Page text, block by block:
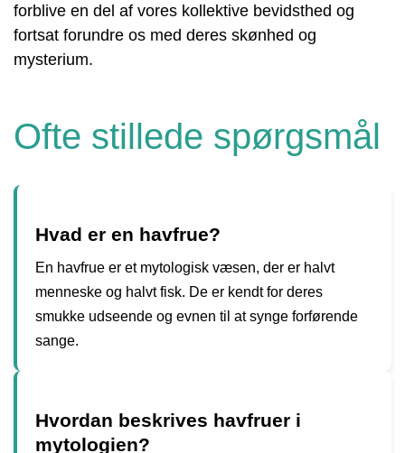
forblive en del af vores kollektive bevidsthed og
fortsat forundre os med deres skønhed og
mysterium.
Ofte stillede spørgsmål
Hvad er en havfrue?
En havfrue er et mytologisk væsen, der er halvt
menneske og halvt fisk. De er kendt for deres
smukke udseende og evnen til at synge forførende
sange.
Hvordan beskrives havfruer i
mytologien?